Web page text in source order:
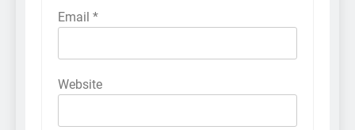
Email *
Website